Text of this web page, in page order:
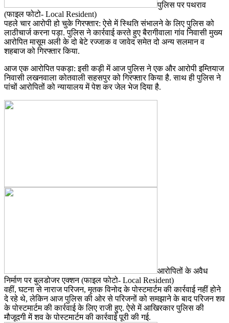
पुलिस पर पथराव
(फाइल फोटो- Local Resident)
पहले चार आरोपी हो चुके गिरफ्तार: ऐसे में स्थिति संभालने के लिए पुलिस को
लाठीचार्ज करना पड़ा. पुलिस ने कार्रवाई करते हुए बैरागीवाला गांव निवासी मुख्य
आरोपित मासूम अली के दो बेटे रज्जाक व जावेद समेत दो अन्य सलमान व
शहबाज को गिरफ्तार किया.
आज एक आरोपित पकड़ा: इसी कड़ी में आज पुलिस ने एक और आरोपी इम्तियाज
निवासी लखनवाला कोतवाली सहसपुर को गिरफ्तार किया है. साथ ही पुलिस ने
पांचों आरोपितों को न्यायालय में पेश कर जेल भेज दिया है.
आरोपितों के अवैध
निर्माण पर बुलडोजर एक्शन (फाइल फोटो- Local Resident)
वहीं, घटना से नाराज परिजन, मृतक विनोद के पोस्टमार्टम की कार्रवाई नहीं होने
दे रहे थे, लेकिन आज पुलिस की ओर से परिजनों को समझाने के बाद परिजन शव
के पोस्टमार्टम की कार्रवाई के लिए राजी हुए. ऐसे में आखिरकार पुलिस की
मौजूदगी में शव के पोस्टमार्टम की कार्रवाई पूरी की गई.